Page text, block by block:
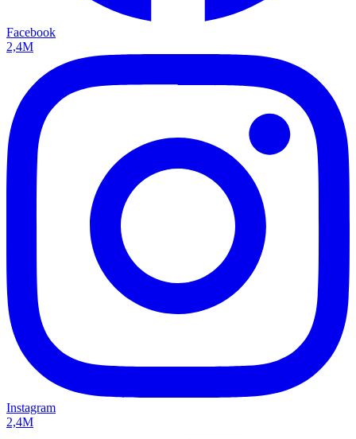
Facebook
2,4M
Instagram
2,4M